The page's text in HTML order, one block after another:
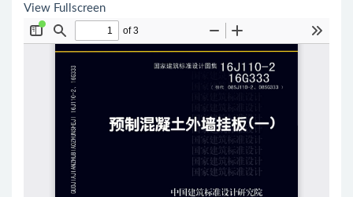
View Fullscreen